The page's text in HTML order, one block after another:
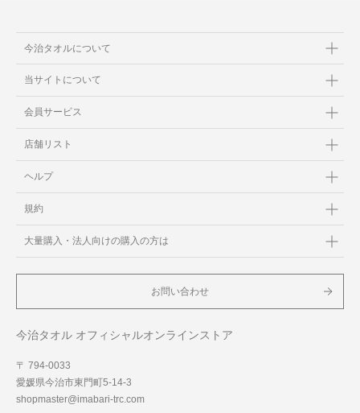
今治タオルについて
当サイトについて
会員サービス
店舗リスト
ヘルプ
規約
大量購入・法人向けの購入の方は
お問い合わせ
今治タオル オフィシャルオンラインストア
〒 794-0033
愛媛県今治市東門町5-14-3
shopmaster@imabari-trc.com